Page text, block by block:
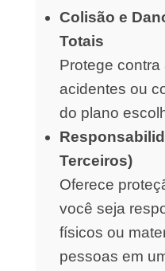
Colisão e
Totais
Protege
acidentes ou
do plano
Terceiros)
Oferece
você seja
físicos ou
pessoas em